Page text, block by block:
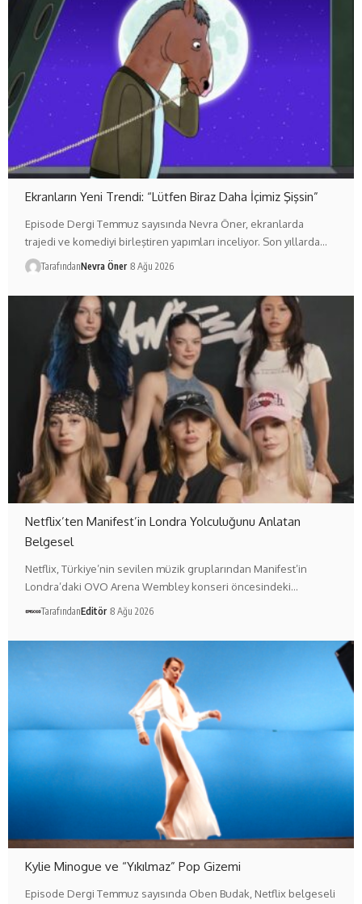
Ekranların Yeni Trendi: “Lütfen Biraz Daha İçimiz Şişsin”
Episode Dergi Temmuz sayısında Nevra Öner, ekranlarda
trajedi ve komediyi birleştiren yapımları inceliyor. Son yıllarda…
TarafındanNevra Öner 8 Ağu 2026
Netflix’ten Manifest’in Londra Yolculuğunu Anlatan
Belgesel
Netflix, Türkiye’nin sevilen müzik gruplarından Manifest’in
Londra’daki OVO Arena Wembley konseri öncesindeki…
TarafındanEditör 8 Ağu 2026
Kylie Minogue ve “Yıkılmaz” Pop Gizemi
Episode Dergi Temmuz sayısında Oben Budak, Netflix belgeseli